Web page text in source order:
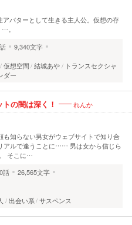
バターとして生きる主人公。仮想の存
。
9,340文字
仮想空間 結城あや
トランスセクシャ
ダー
の闇は深く！ れんか
も知らない男女がウェブサイトで知り合
アルで逢うことに…… 男は女から信じら
そこに…
話
26,565文字
出会い系 サスペンス